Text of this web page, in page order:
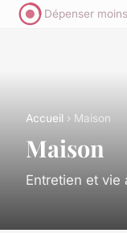
Dépenser
Accueil › Maison
Maison
Entretien et vie